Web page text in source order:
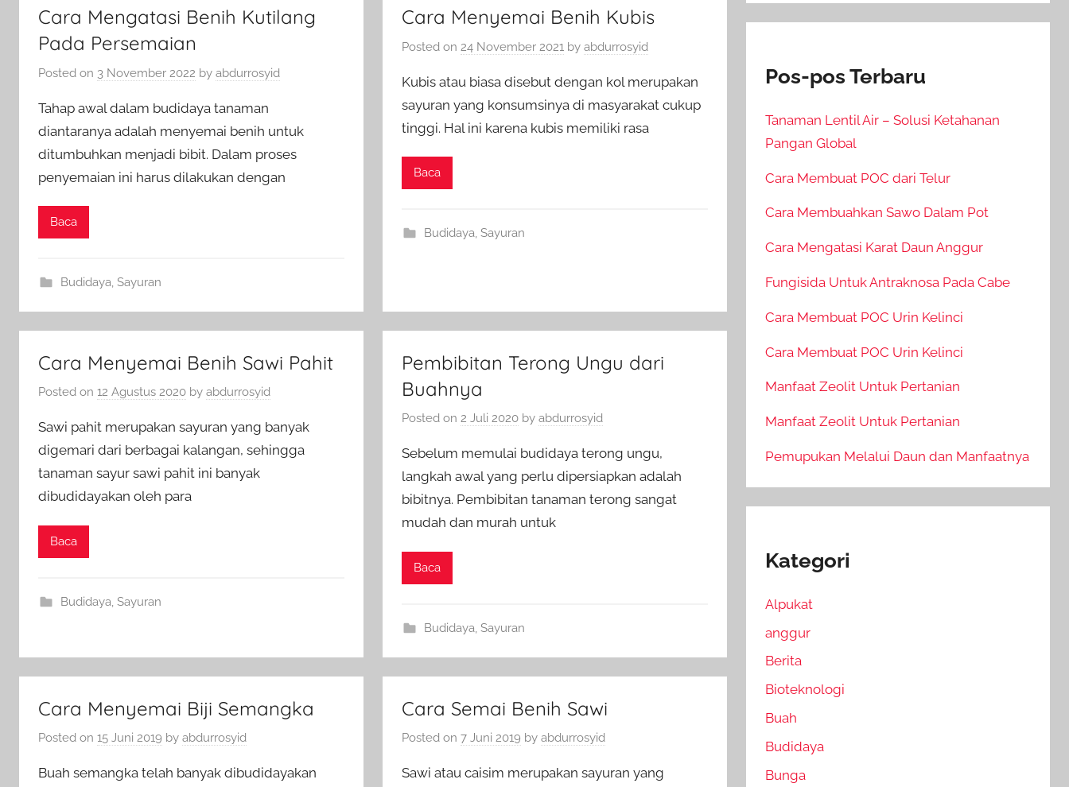
Cara Mengatasi Benih Kutilang
Pada Persemaian
Posted on 3 November 2022 by abdurrosyid
Tahap awal dalam budidaya tanaman
diantaranya adalah menyemai benih untuk
ditumbuhkan menjadi bibit. Dalam proses
penyemaian ini harus dilakukan dengan
Baca
Budidaya, Sayuran
Cara Menyemai Benih Kubis
Posted on 24 November 2021 byabdurrosyid
Kubis atau biasa disebut dengan kol merupakan
sayuran yang konsumsinya di masyarakat cukup
tinggi. Hal ini karena kubis memiliki rasa
Baca
Budidaya, Sayuran
Cara Menyemai Benih Sawi Pahit
Posted on 12 Agustus 2020 by abdurrosyid
Sawi pahit merupakan sayuran yang banyak
digemari dari berbagai kalangan, sehingga
tanaman sayur sawi pahit ini banyak
dibudidayakan oleh para
Baca
Budidaya Sayuran
Pembibitan Terong Ungu dari
Buahnya
Posted on2 Juli 2020 byabdurrosyid
Sebelum memulai budidaya terong ungu,
langkah awal yang perlu dipersiapkan adalah
bibitnya. Pembibitan tanaman terong sangat
mudah dan murah untuk
Baca
Budidaya Sayuran
Cara Menyemai Biji Semangka
Posted on 15 Juni 2019 by abdurrosyid
Buah semangka telah banyak dibudidayakan
Cara Semai Benih Sawi
Posted on7 Juni 2019 byabdurrosyid
Sawi atau caisim merupakan sayuran yang
Pos-pos Terbaru
Tanaman Lentil Air – Solusi Ketahanan
Pangan Global
Cara Membuat POC dari Telur
Cara Membuahkan Sawo Dalam Pot
Cara Mengatasi Karat Daun Anggur
Fungisida Untuk Antraknosa Pada Cabe
Cara Membuat POC Urin Kelinci
Cara Membuat POC Urin Kelinci
Manfaat Zeolit Untuk Pertanian
Manfaat Zeolit Untuk Pertanian
Pemupukan Melalui Daun dan Manfaatnya
Kategori
Alpukat
anggur
Berita
Bioteknologi
Buah
Budidaya
Bunga